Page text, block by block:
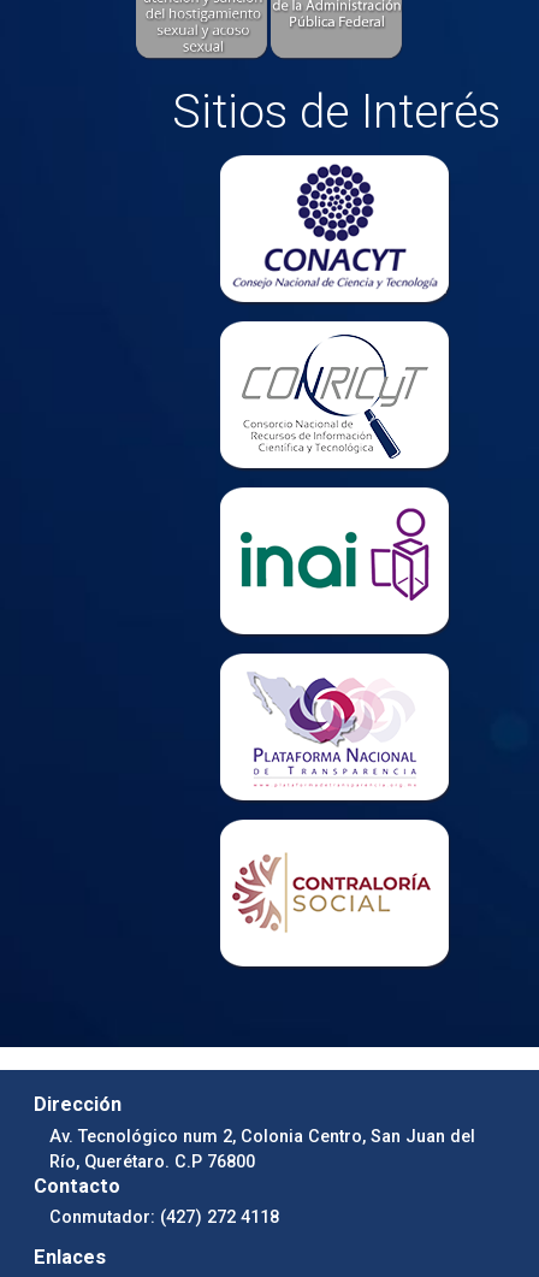
Sitios de Interés
Dirección
Av. Tecnológico num 2, Colonia Centro, San Juan del
Río, Querétaro. C.P 76800
Contacto
Conmutador: (427) 272 4118
Enlaces